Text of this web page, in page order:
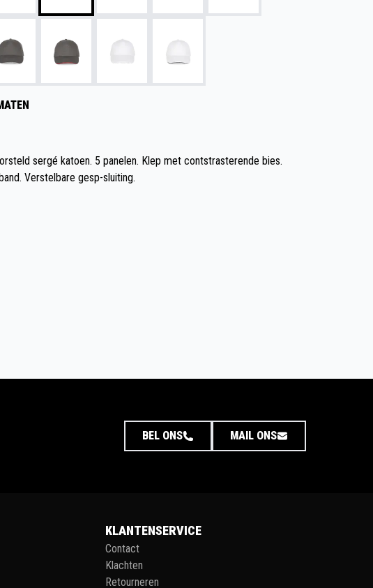
sergé katoen. 5 panelen. Klep met contstrasterende bies.
Verstelbare gesp-sluiting.
BEL ONS MAIL ONS
KLANTENSERVICE
Contact
Klachten
Retourneren